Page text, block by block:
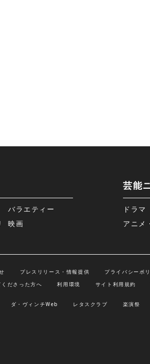
バラエティー
映画
芸能
ドラマ
アニメ
プレスリリース・情報提供 プライバシーポ
ださった方へ 利用環境 サイト利用規約
ダ・ヴィンチWeb レタスクラブ 楽演祭